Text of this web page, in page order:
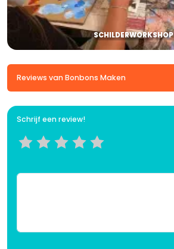
SCHILDERWORKSHOP
Reviews van Bonbons Maken
Schrijf een review!